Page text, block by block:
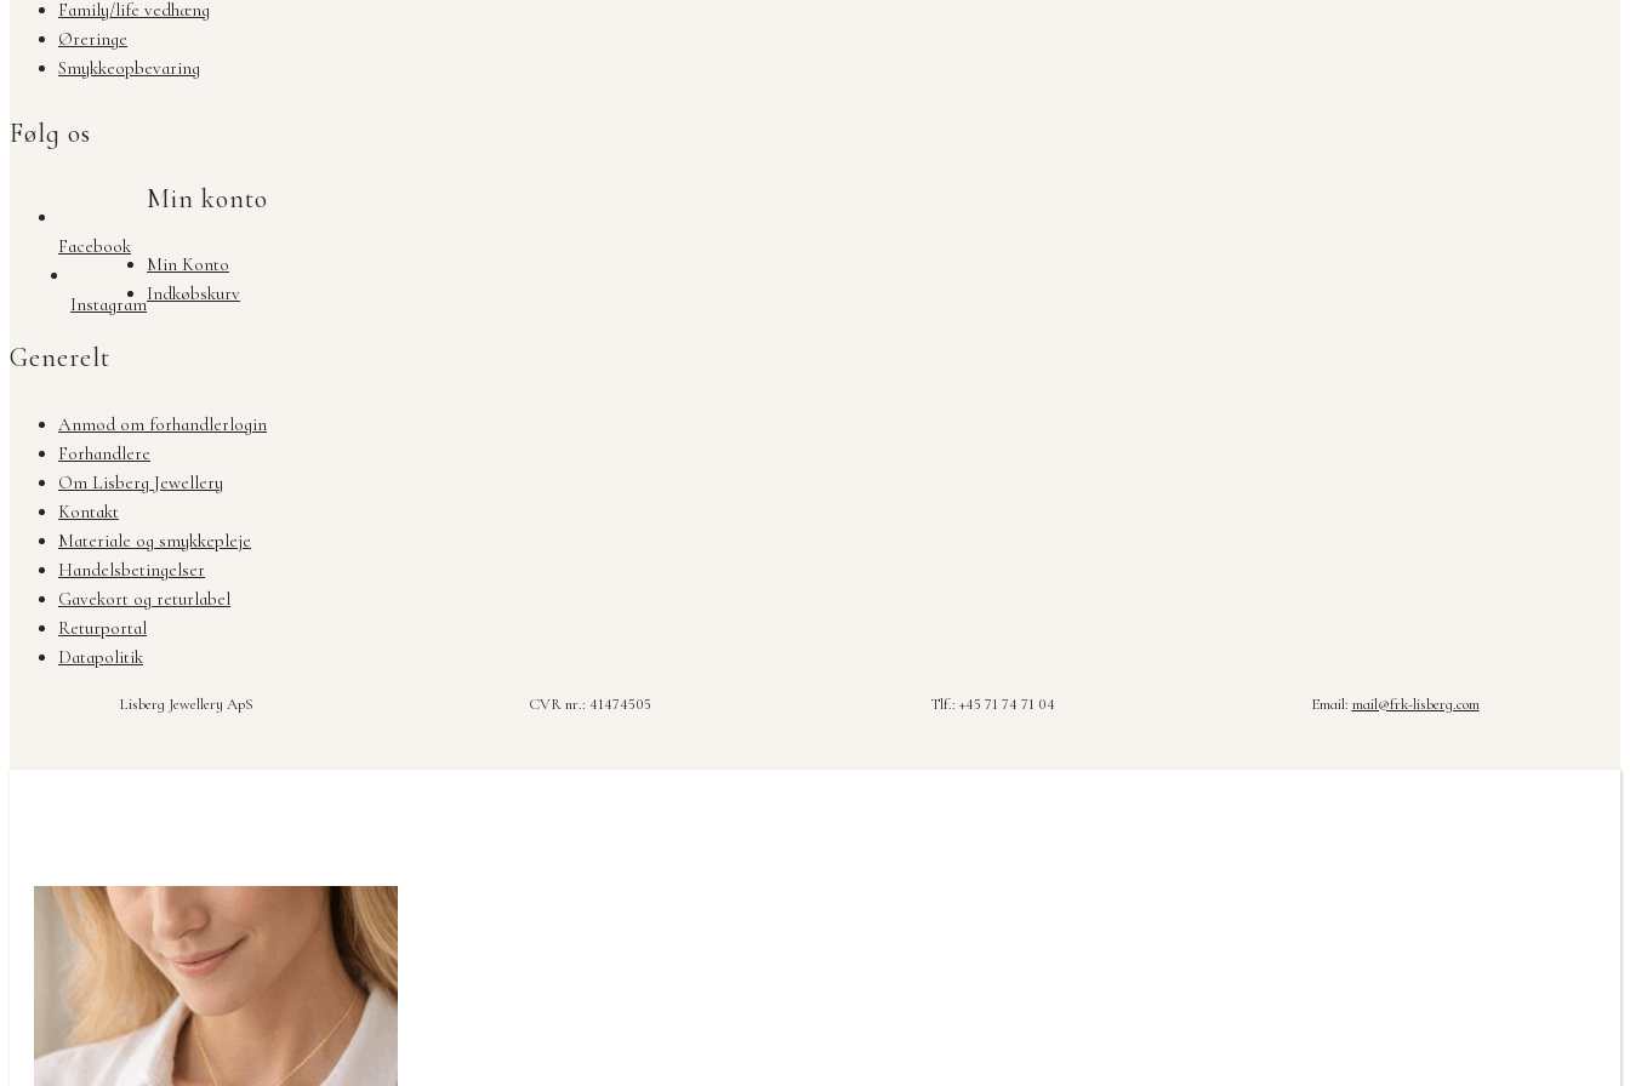
Family/life vedhæng
Øreringe
Smykkeopbevaring
Følg os
Facebook
Instagram
Min konto
Min Konto
Indkøbskurv
Generelt
Anmod om forhandlerlogin
Forhandlere
Om Lisberg Jewellery
Kontakt
Materiale og smykkepleje
Handelsbetingelser
Gavekort og returlabel
Returportal
Datapolitik
Lisberg Jewellery ApS CVR nr.: 41474505 Tlf.: +45 71 74 71 04 Email: mail@frk-lisberg.com